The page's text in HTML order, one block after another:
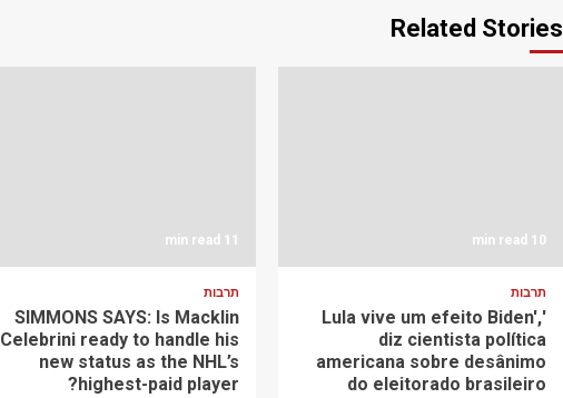
Related Stories
10 min read
תרבות
'Lula vive um efeito Biden',
diz cientista política
americana sobre desânimo
do eleitorado brasileiro
11 min read
תרבות
SIMMONS SAYS: Is Macklin
Celebrini ready to handle his
new status as the NHL’s
highest-paid player?